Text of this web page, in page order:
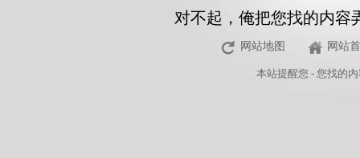
对不起，俺把您找的内容
网站地图 网站
本站提醒您 - 您找的